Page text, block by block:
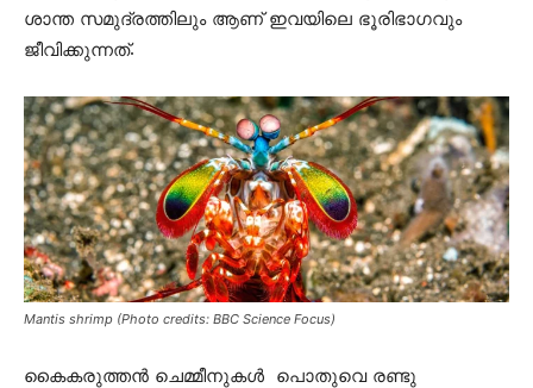
ശാന്ത സമുദ്രത്തിലും ആണ് ഇവയിലെ ഭൂരിഭാഗവും
ജീവിക്കുന്നത്.
Mantis shrimp (Photo credits: BBC Science Focus)
കൈകരുത്തൻ ചെമ്മീനുകൾ പൊതുവെ രണ്ടു